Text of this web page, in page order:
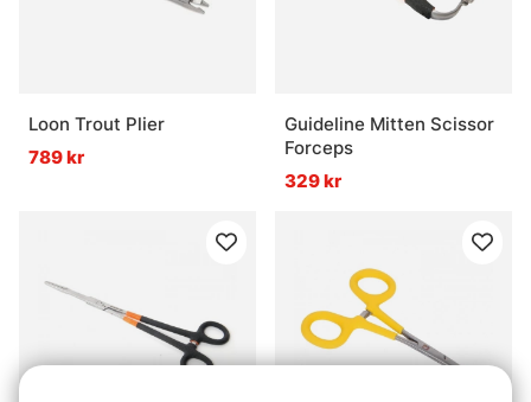
Loon Trout Plier
789 kr
Guideline Mitten Scissor
Forceps
329 kr